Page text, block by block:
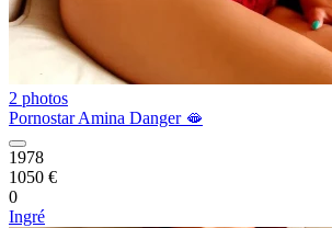
2 photos
Pornostar Amina Danger 🫦
1978
1050 €
0
Ingré